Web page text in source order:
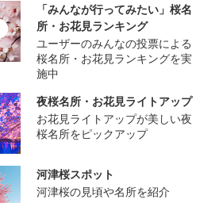
「みんなが行ってみたい」桜名
所・お花見ランキング
ユーザーのみんなの投票による
桜名所・お花見ランキングを実
施中
夜桜名所・お花見ライトアップ
お花見ライトアップが美しい夜
桜名所をピックアップ
河津桜スポット
河津桜の見頃や名所を紹介